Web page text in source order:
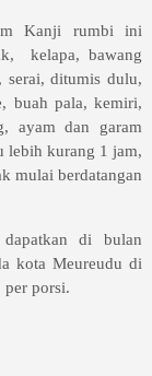
Kanji rumbi ini
kelapa, bawang
serai, ditumis dulu,
buah pala, kemiri,
ayam dan garam
lebih kurang 1 jam,
mulai berdatangan
di bulan
kota Meureudu di
per porsi.